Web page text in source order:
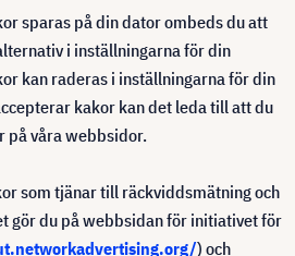
sparas på din dator ombeds du att
i inställningarna för din
kan raderas i inställningarna för din
kakor kan det leda till att du
på våra webbsidor.
som tjänar till räckviddsmätning och
gör du på webbsidan för initiativet för
) och